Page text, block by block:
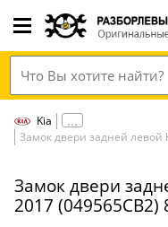
Kia
Замок двери задней левой
Замок двери
2017 (049565СВ2)